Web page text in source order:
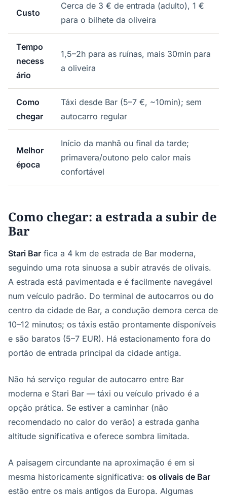
Custo
Cerca de 3 € de entrada (adulto), 1 €
para o bilhete da oliveira
Tempo
necess
ário
1,5–2h para as ruínas, mais 30min para
a oliveira
Como
chegar
Táxi desde Bar (5–7 €, ~10min); sem
autocarro regular
Melhor
época
Início da manhã ou final da tarde;
primavera/outono pelo calor mais
confortável
Como chegar: a estrada a subir de
Bar
Stari Bar fica a 4 km de estrada de Bar moderna,
seguindo uma rota sinuosa a subir através de olivais.
A estrada está pavimentada e é facilmente navegável
num veículo padrão. Do terminal de autocarros ou do
centro da cidade de Bar, a condução demora cerca de
10–12 minutos; os táxis estão prontamente disponíveis
e são baratos (5–7 EUR). Há estacionamento fora do
portão de entrada principal da cidade antiga.
Não há serviço regular de autocarro entre Bar
moderna e Stari Bar — táxi ou veículo privado é a
opção prática. Se estiver a caminhar (não
recomendado no calor do verão) a estrada ganha
altitude significativa e oferece sombra limitada.
A paisagem circundante na aproximação é em si
mesma historicamente significativa: os olivais de Bar
estão entre os mais antigos da Europa. Algumas